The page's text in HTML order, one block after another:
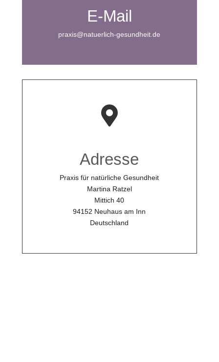
E-Mail
praxis@natuerlich-gesundheit.de

Adresse
Praxis für natürliche Gesundheit
Martina Ratzel
Mittich 40
94152 Neuhaus am Inn
Deutschland